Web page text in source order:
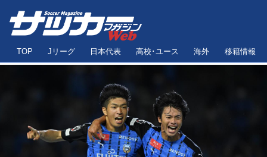
TOP Jリーグ 日本代表 高校･ユース 海外 移籍情報